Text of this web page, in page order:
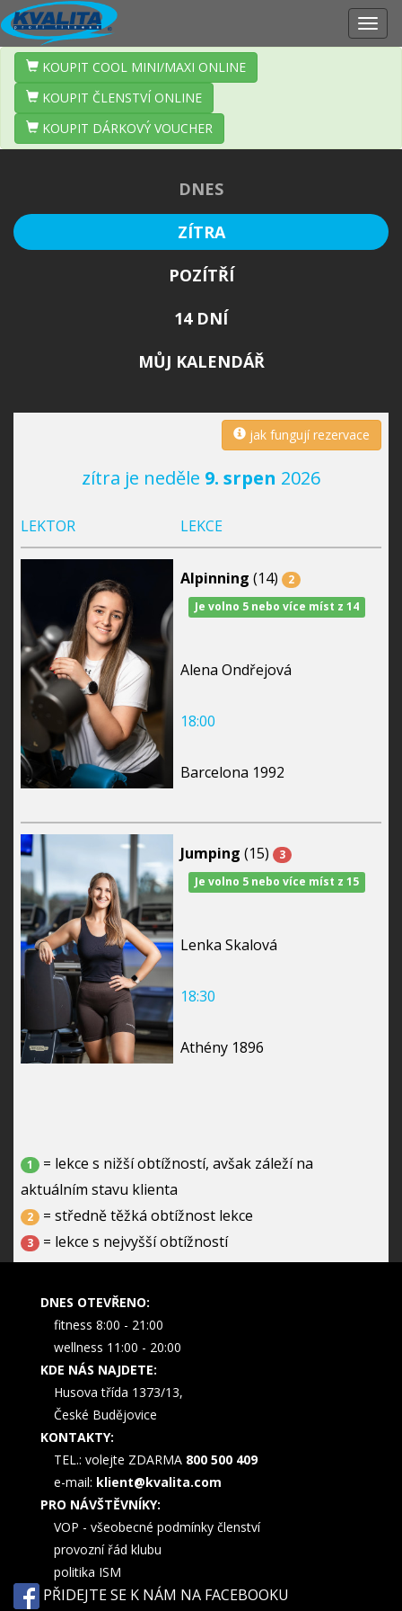
DNES
ZÍTRA
POZÍTŘÍ
14 DNÍ
MŮJ KALENDÁŘ
jak fungují rezervace
zítra je neděle 9. srpen 2026
LEKTOR LEKCE
Alpinning (14)
2
Je volno 5 nebo více míst z 14
Alena Ondřejová
18:00
Barcelona 1992
Jumping (15)
3
Je volno 5 nebo více míst z 15
Lenka Skalová
18:30
Athény 1896
1
= lekce s nižší obtížností, avšak záleží na
aktuálním stavu klienta
2 = středně těžká obtížnost lekce
3 = lekce s nejvyšší obtížností
KOUPIT COOL MINI/MAXI ONLINE
KOUPIT ČLENSTVÍ ONLINE
KOUPIT DÁRKOVÝ VOUCHER
DNES OTEVŘENO:
fitness 8:00 - 21:00
wellness 11:00 - 20:00
KDE NÁS NAJDETE:
Husova třída 1373/13,
České Budějovice
KONTAKTY:
TEL.: volejte ZDARMA 800 500 409
e-mail: klient@kvalita.com
PRO NÁVŠTĚVNÍKY:
VOP - všeobecné podmínky členství
provozní řád klubu
politika ISM
PŘIDEJTE SE K NÁM NA FACEBOOKU